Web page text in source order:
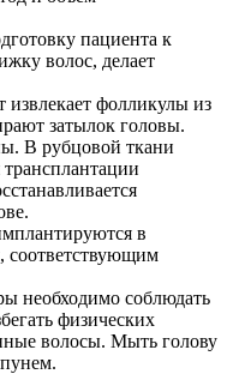
пациента к
волос, делает
извлекает фолликулы из
затылок головы.
В рубцовой ткани
в
соответствующим
необходимо соблюдать
физических
волосы. Мыть голову